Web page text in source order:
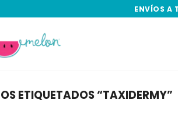
ENVÍOS A
ETIQUETADOS “TAXIDERMY”